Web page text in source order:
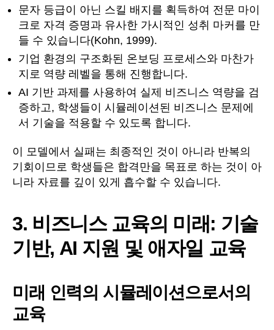
문자 등급이 아닌 스킬 배지를 획득하여 전문 마이
크로 자격 증명과 유사한 가시적인 성취 마커를 만
들 수 있습니다(Kohn, 1999).
기업 환경의 구조화된 온보딩 프로세스와 마찬가
지로 역량 레벨을 통해 진행합니다.
AI 기반 과제를 사용하여 실제 비즈니스 역량을 검
증하고, 학생들이 시뮬레이션된 비즈니스 문제에
서 기술을 적용할 수 있도록 합니다.
이 모델에서 실패는 최종적인 것이 아니라 반복의
기회이므로 학생들은 합격만을 목표로 하는 것이 아
니라 자료를 깊이 있게 흡수할 수 있습니다.
3. 비즈니스 교육의 미래: 기술
기반, AI 지원 및 애자일 교육
미래 인력의 시뮬레이션으로서의
교육